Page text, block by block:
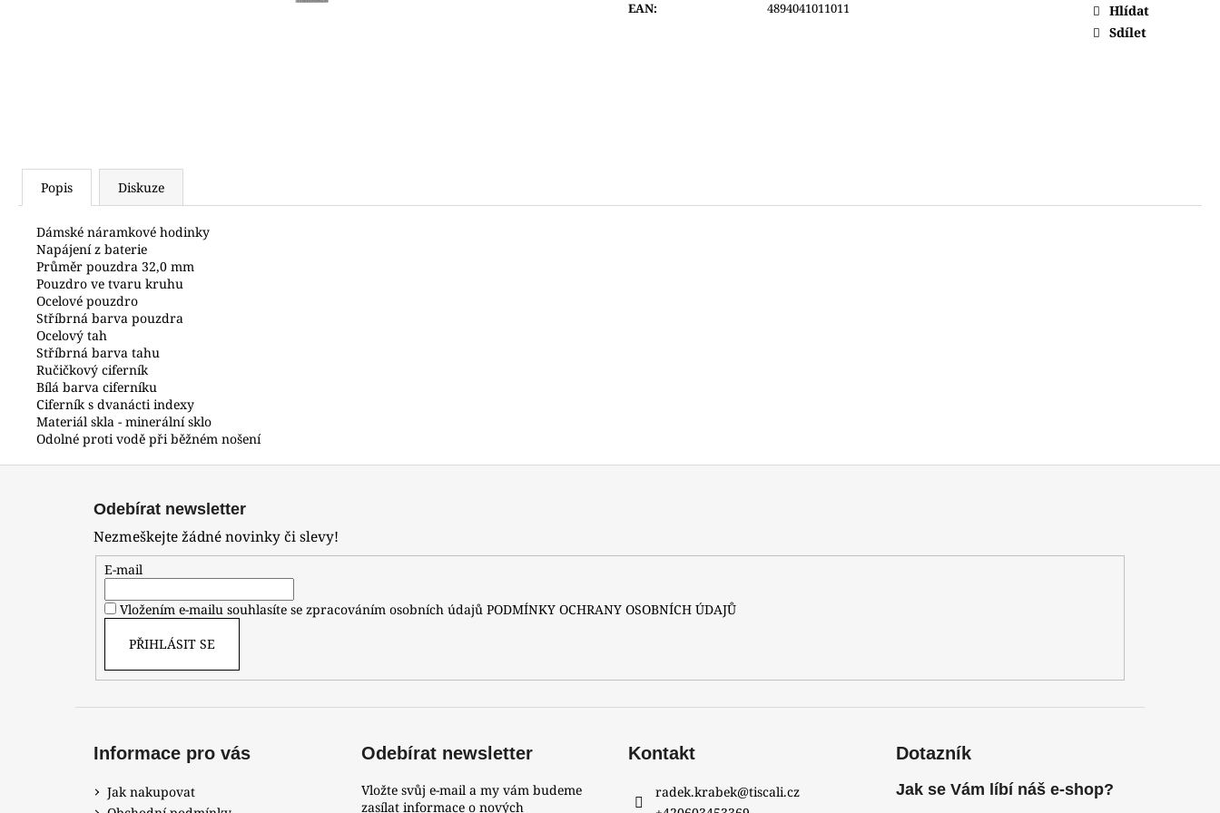
EAN: 4894041011011
Hlídat
Sdílet
Popis Diskuze
Dámské náramkové hodinky
Napájení z baterie
Průměr pouzdra 32,0 mm
Pouzdro ve tvaru kruhu
Ocelové pouzdro
Stříbrná barva pouzdra
Ocelový tah
Stříbrná barva tahu
Ručičkový ciferník
Bílá barva ciferníku
Ciferník s dvanácti indexy
Materiál skla - minerální sklo
Odolné proti vodě při běžném nošení
Odebírat newsletter
Nezmeškejte žádné novinky či slevy!
E-mail
Vložením e-mailu souhlasíte se zpracováním osobních údajů PODMÍNKY OCHRANY OSOBNÍCH ÚDAJŮ
PŘIHLÁSIT SE
Informace pro vás
Jak nakupovat
Odebírat newsletter
Vložte svůj e-mail a my vám budeme
zasílat informace o nových
Kontakt
radek.krabek@tiscali.cz
Dotazník
Jak se Vám líbí náš e-shop?